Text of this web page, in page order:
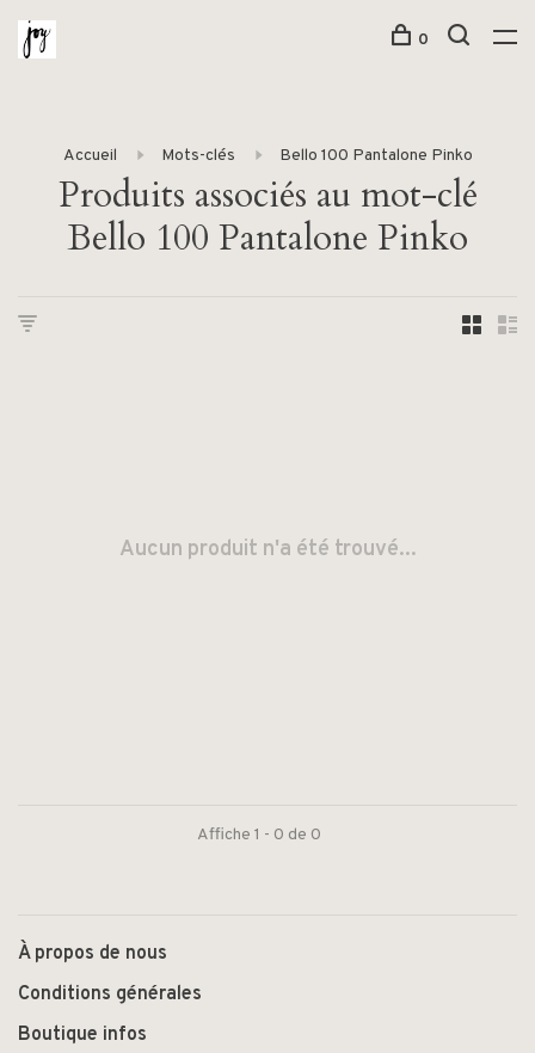
0
Accueil Mots-clés Bello 100 Pantalone Pinko
Produits associés au mot-clé
Bello 100 Pantalone Pinko
Aucun produit n'a été trouvé...
Affiche 1 - 0 de 0
À propos de nous
Conditions générales
Boutique infos